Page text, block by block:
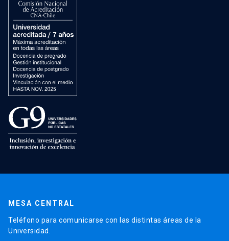
MESA CENTRAL
Teléfono para comunicarse con las distintas áreas de la
Universidad.